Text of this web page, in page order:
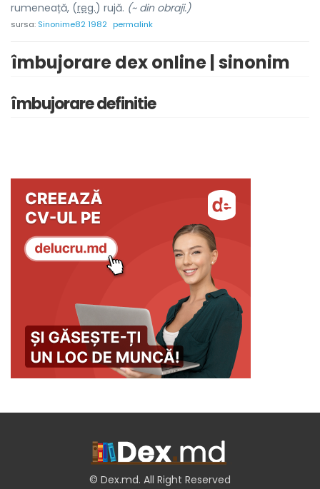
rumeneață, (reg.) rujă. (~ din obraji.)
sursa: Sinonime82 1982 permalink
îmbujorare dex online | sinonim
îmbujorare definitie
© Dex.md. All Right Reserved